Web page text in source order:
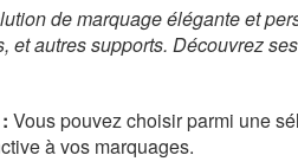
de marquage élégante et
et autres supports. Découvrez
Vous pouvez choisir parmi une
à vos marquages.